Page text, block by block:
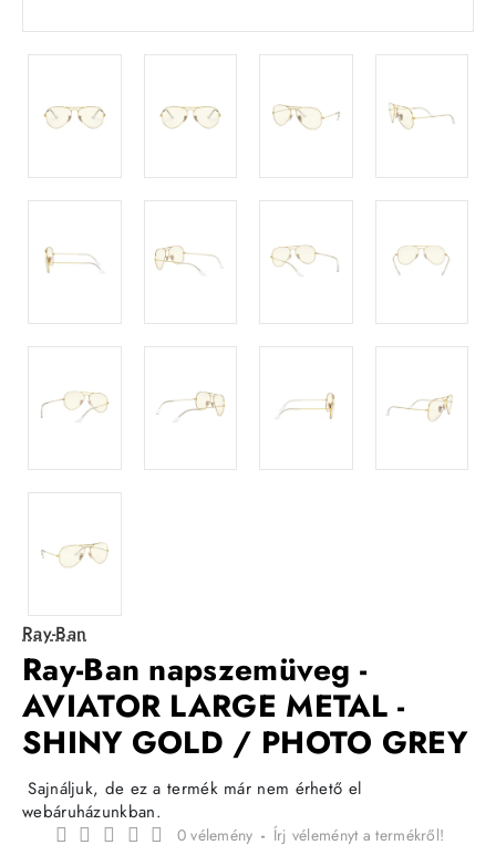
Ray-Ban
Ray-Ban napszemüveg -
AVIATOR LARGE METAL -
SHINY GOLD / PHOTO GREY
Sajnáljuk, de ez a termék már nem érhető el
webáruházunkban.
0 vélemény - Írj véleményt a termékről!